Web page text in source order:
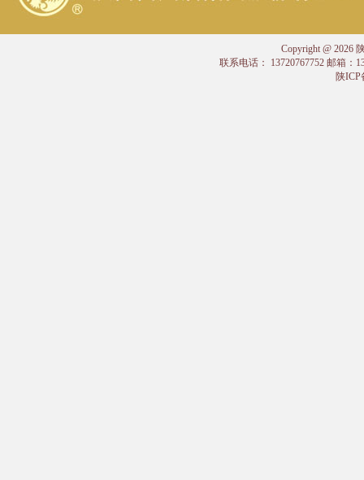
Copyright @ 2026
联系电话： 13720767752 邮箱：
陕ICP